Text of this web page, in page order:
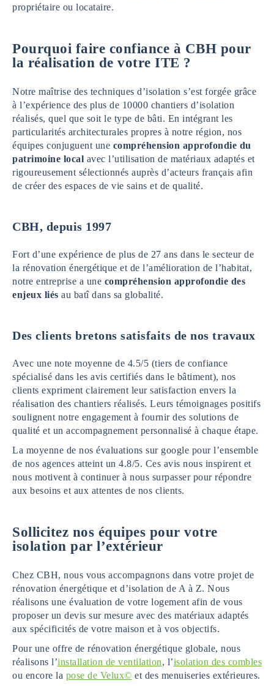
propriétaire ou locataire.
Pourquoi faire confiance à CBH pour
la réalisation de votre ITE ?
Notre maîtrise des techniques d’isolation s’est forgée grâce
à l’expérience des plus de 10000 chantiers d’isolation
réalisés, quel que soit le type de bâti. En intégrant les
particularités architecturales propres à notre région, nos
équipes conjuguent une compréhension approfondie du
patrimoine local avec l’utilisation de matériaux adaptés et
rigoureusement sélectionnés auprès d’acteurs français afin
de créer des espaces de vie sains et de qualité.
CBH, depuis 1997
Fort d’une expérience de plus de 27 ans dans le secteur de
la rénovation énergétique et de l’amélioration de l’habitat,
notre entreprise a une compréhension approfondie des
enjeux liés au batî dans sa globalité.
Des clients bretons satisfaits de nos travaux
Avec une note moyenne de 4.5/5 (tiers de confiance
spécialisé dans les avis certifiés dans le bâtiment), nos
clients expriment clairement leur satisfaction envers la
réalisation des chantiers réalisés. Leurs témoignages positifs
soulignent notre engagement à fournir des solutions de
qualité et un accompagnement personnalisé à chaque étape.
La moyenne de nos évaluations sur google pour l’ensemble
de nos agences atteint un 4.8/5. Ces avis nous inspirent et
nous motivent à continuer à nous surpasser pour répondre
aux besoins et aux attentes de nos clients.
Sollicitez nos équipes pour votre
isolation par l’extérieur
Chez CBH, nous vous accompagnons dans votre projet de
rénovation énergétique et d’isolation de A à Z. Nous
réalisons une évaluation de votre logement afin de vous
proposer un devis sur mesure avec des matériaux adaptés
aux spécificités de votre maison et à vos objectifs.
Pour une offre de rénovation énergétique globale, nous
réalisons l’installation de ventilation, l’isolation des combles
ou encore la pose de Velux© et des menuiseries extérieures.